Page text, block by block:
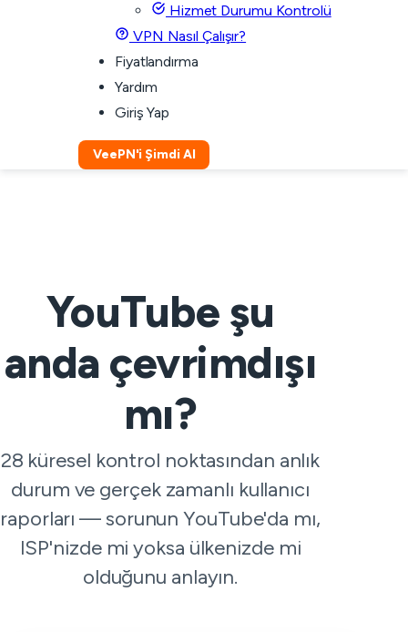
Hizmet Durumu Kontrolü
VPN Nasıl Çalışır?
Fiyatlandırma
Yardım
Giriş Yap
VeePN'i Şimdi Al
YouTube şu
anda çevrimdışı
mı?
28 küresel kontrol noktasından anlık
durum ve gerçek zamanlı kullanıcı
raporları — sorunun YouTube'da mı,
ISP'nizde mi yoksa ülkenizde mi
olduğunu anlayın.